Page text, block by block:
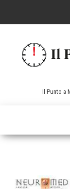
Il Punto a